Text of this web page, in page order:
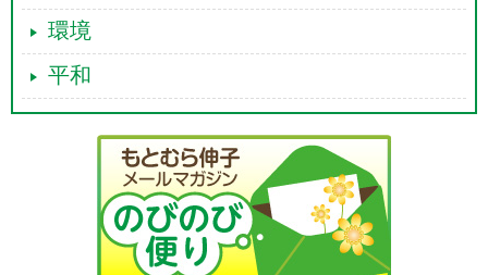
環境
平和